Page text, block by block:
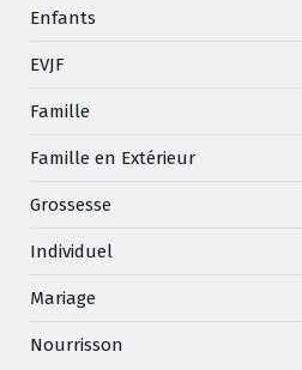
Enfants
EVJF
Famille
Famille en Extérieur
Grossesse
Individuel
Mariage
Nourrisson